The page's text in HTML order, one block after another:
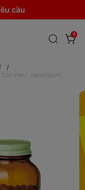
cầu
0
/
viên | JapanSport